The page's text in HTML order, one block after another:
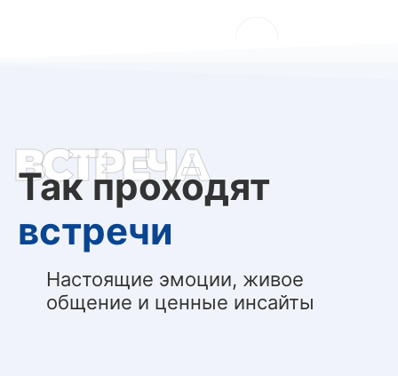
ВСТРЕЧА
Так проходят
встречи
Настоящие эмоции, живое
общение и ценные инсайты